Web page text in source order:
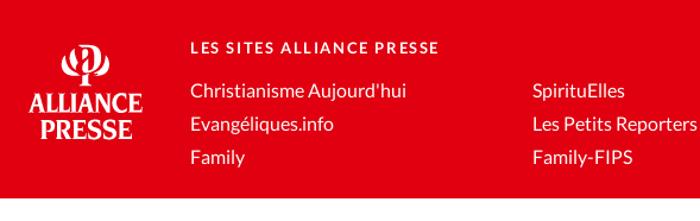
LES SITES ALLIANCE PRESSE
Christianisme Aujourd'hui
Evangéliques.info
Family
SpirituElles
Les Petits Reporters
Family-FIPS